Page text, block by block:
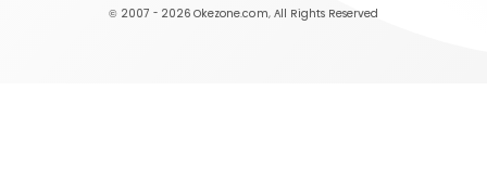
© 2007 - 2026 Okezone.com, All Rights Reserved